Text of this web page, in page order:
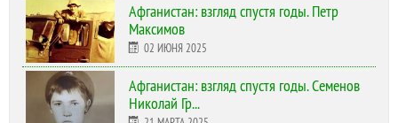
Афганистан: взгляд спустя годы. Петр
Максимов
02 ИЮНЯ 2025
Афганистан: взгляд спустя годы. Семенов
Николай Гр...